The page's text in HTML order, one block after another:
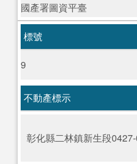
國產署圖資平臺
標號
9
不動產標示
彰化縣二林鎮新生段